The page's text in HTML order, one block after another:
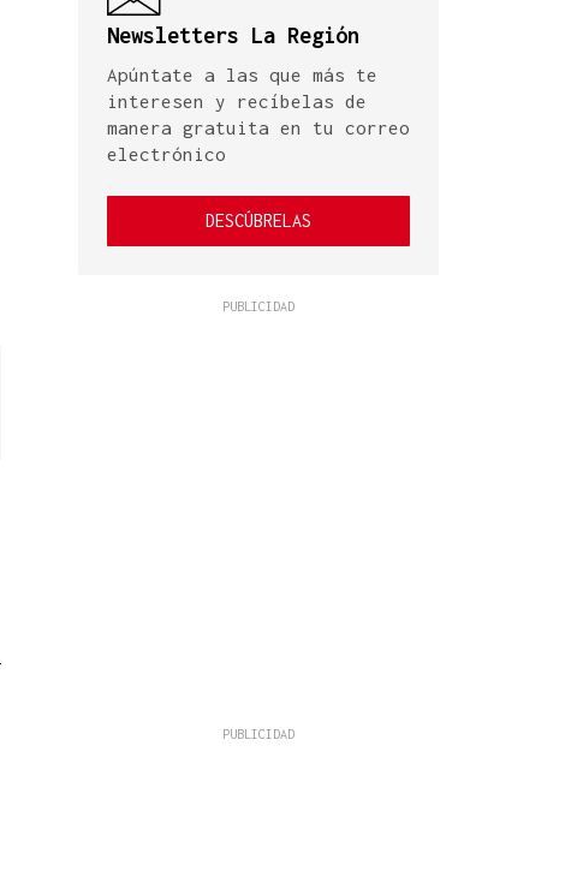
Newsletters La Región
Apúntate a las que más te
interesen y recíbelas de
manera gratuita en tu correo
electrónico
DESCÚBRELAS